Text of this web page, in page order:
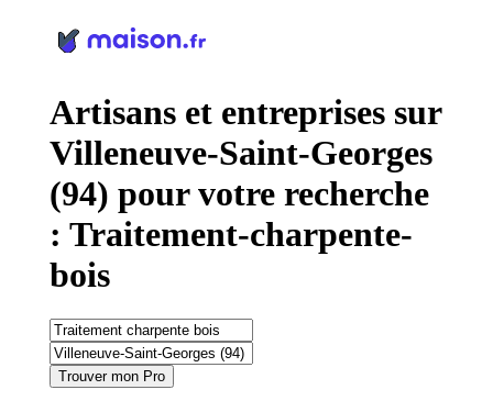
Artisans et entreprises sur
Villeneuve-Saint-Georges
(94) pour votre recherche
: Traitement-charpente-
bois
Trouver mon Pro